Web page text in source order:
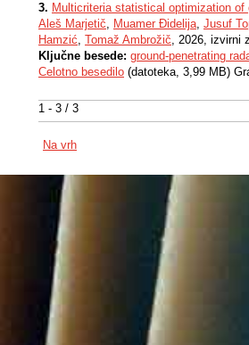
1 - 3 / 3
3. Multicriteria statistical optimization
Aleš Marjetič, Muamer Ðidelija, Jusuf
Hamzić, Tomaž Ambrožič, 2026, izvirni
Ključne besede: ground-penetrating
Celotno besedilo (datoteka, 3,99 MB)
Na vrh